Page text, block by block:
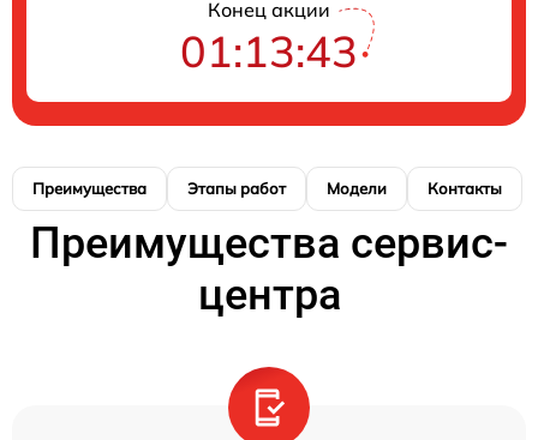
Конец акции
01:13:42
Преимущества Этапы работ Модели Контакты
Преимущества сервис-
центра